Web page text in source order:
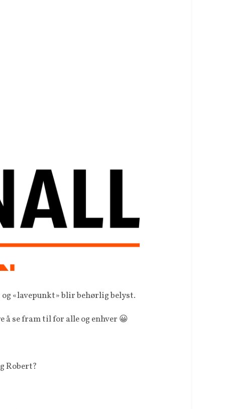
«lavepunkt» blir behørlig belyst.
å se fram til for alle og enhver 😀
Robert?